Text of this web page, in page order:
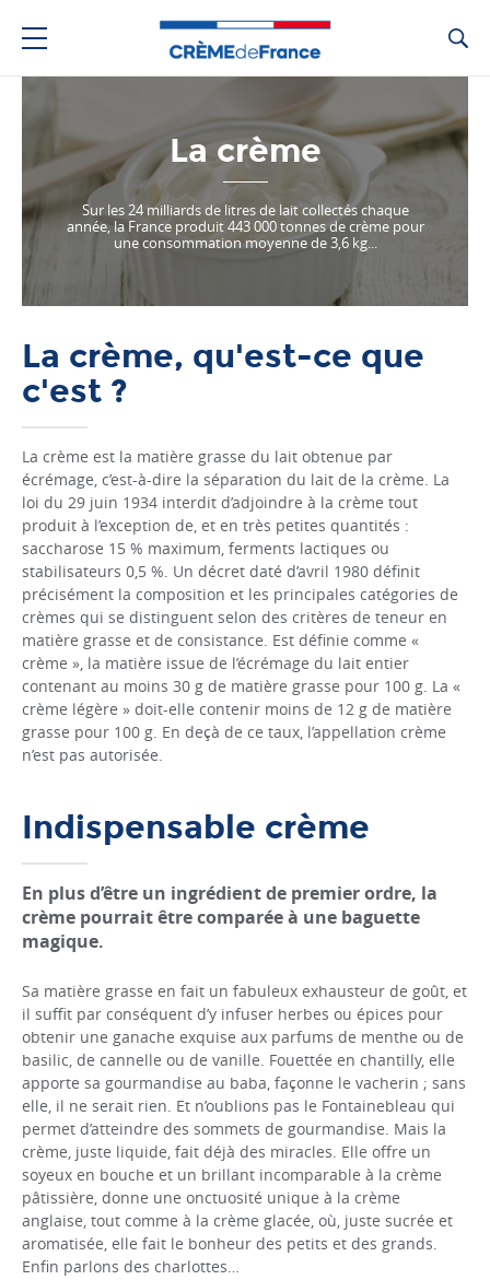
La crème
Sur les 24 milliards de litres de lait collectés chaque
année, la France produit 443 000 tonnes de crème pour
une consommation moyenne de 3,6 kg...
La crème, qu'est-ce que
c'est ?
La crème est la matière grasse du lait obtenue par
écrémage, c’est-à-dire la séparation du lait de la crème. La
loi du 29 juin 1934 interdit d’adjoindre à la crème tout
produit à l’exception de, et en très petites quantités :
saccharose 15 % maximum, ferments lactiques ou
stabilisateurs 0,5 %. Un décret daté d’avril 1980 définit
précisément la composition et les principales catégories de
crèmes qui se distinguent selon des critères de teneur en
matière grasse et de consistance. Est définie comme «
crème », la matière issue de l’écrémage du lait entier
contenant au moins 30 g de matière grasse pour 100 g. La «
crème légère » doit-elle contenir moins de 12 g de matière
grasse pour 100 g. En deçà de ce taux, l’appellation crème
n’est pas autorisée.
Indispensable crème
En plus d’être un ingrédient de premier ordre, la
crème pourrait être comparée à une baguette
magique.
Sa matière grasse en fait un fabuleux exhausteur de goût, et
il suffit par conséquent d’y infuser herbes ou épices pour
obtenir une ganache exquise aux parfums de menthe ou de
basilic, de cannelle ou de vanille. Fouettée en chantilly, elle
apporte sa gourmandise au baba, façonne le vacherin ; sans
elle, il ne serait rien. Et n’oublions pas le Fontainebleau qui
permet d’atteindre des sommets de gourmandise. Mais la
crème, juste liquide, fait déjà des miracles. Elle offre un
soyeux en bouche et un brillant incomparable à la crème
pâtissière, donne une onctuosité unique à la crème
anglaise, tout comme à la crème glacée, où, juste sucrée et
aromatisée, elle fait le bonheur des petits et des grands.
Enfin parlons des charlottes…